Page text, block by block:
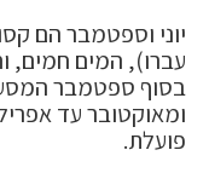
יוני וספטמבר הם
עברו), המים חמים,
בסוף ספטמבר
ומאוקטובר עד
פועלת.